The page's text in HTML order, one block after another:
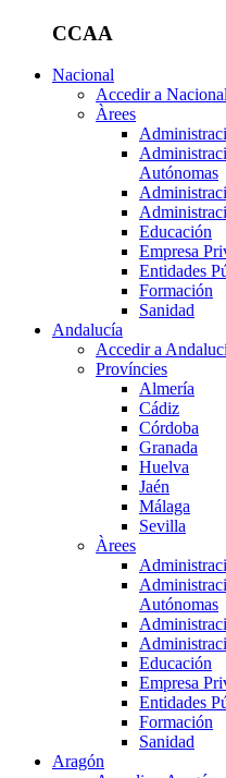
CCAA
Nacional
Accedir a Nacional
Àrees
Autónomas
Educación
Empresa
Entidades
Formación
Sanidad
Andalucía
Accedir a
Províncies
Almería
Cádiz
Córdoba
Granada
Huelva
Jaén
Málaga
Sevilla
Àrees
Autónomas
Educación
Empresa
Entidades
Formación
Sanidad
Aragón